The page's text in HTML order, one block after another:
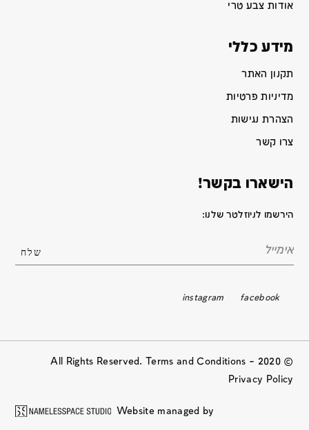
אודות צבע טרי
מידע כללי
תקנון האתר
מדיניות פרטיות
הצהרת נגישות
צרו קשר
הישארו בקשר!
הירשמו לניוזלטר שלנו:
facebook
instagram
© 2020 All Rights Reserved. Terms and Conditions –
Privacy Policy
Website managed by